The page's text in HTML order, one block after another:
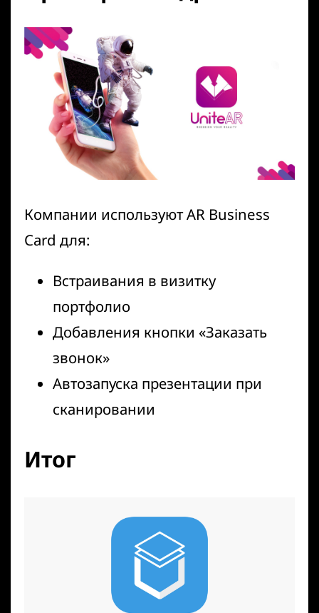
Компании используют AR Business
Card для:
Встраивания в визитку
портфолио
Добавления кнопки «Заказать
звонок»
Автозапуска презентации при
сканировании
Итог